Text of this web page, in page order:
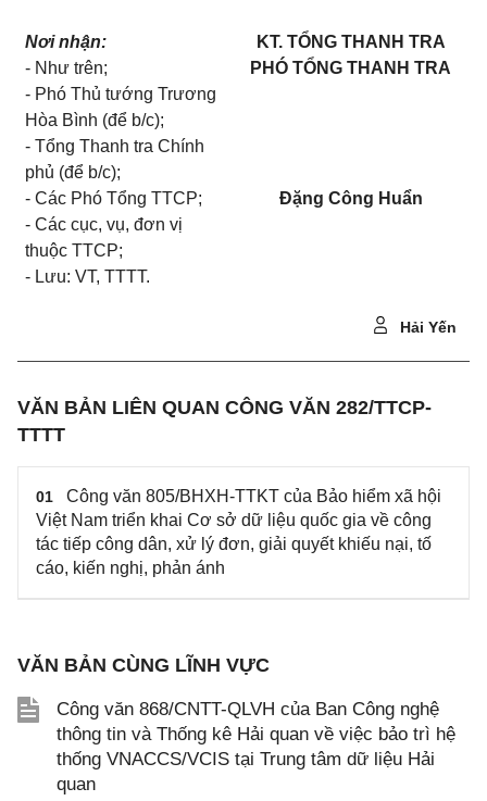
Nơi nhận:
- Như trên;
- Phó Thủ tướng Trương
Hòa Bình (để b/c);
- Tổng Thanhtra Chính
phủ (để b/c);
- Các Phó Tổng TTCP;
- Các cục, vụ, đơn vị
thuộc TTCP;
- Lưu: VT, TTTT.
KT. TỔNG THANH TRA
PHÓ TỔNG THANH TRA
Đặng Công Huẩn
Hải Yến
VĂN BẢN LIÊN QUAN CÔNG VĂN 282/TTCP-
TTTT
01
Công văn 805/BHXH-TTKT của Bảo hiểm xã hội
Việt Nam triển khai Cơ sở dữ liệu quốc gia về công
tác tiếp công dân, xử lý đơn, giải quyết khiếu nại, tố
cáo, kiến nghị, phản ánh
VĂN BẢN CÙNG LĨNH VỰC
Công văn 868/CNTT-QLVH của Ban Công nghệ
thông tin và Thống kê Hải quan về việc bảo trì hệ
thống VNACCS/VCIS tại Trung tâm dữ liệu Hải
quan